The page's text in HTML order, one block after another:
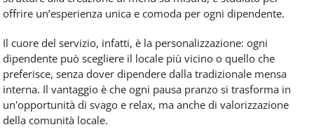
offrire un’esperienza unica e comoda per ogni dipendente.
Il cuore del servizio, infatti, è la personalizzazione: ogni
dipendente può scegliere il locale più vicino o quello che
preferisce, senza dover dipendere dalla tradizionale mensa
interna. Il vantaggio è che ogni pausa pranzo si trasforma in
un'opportunità di svago e relax, ma anche di valorizzazione
della comunità locale.